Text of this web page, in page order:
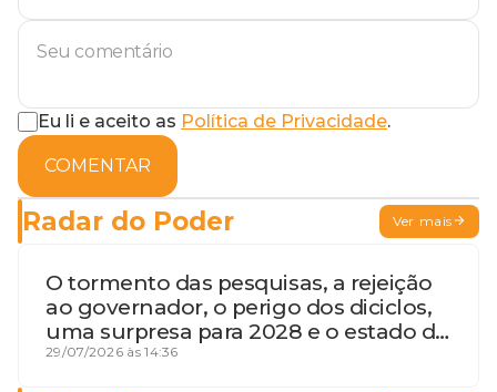
Eu li e aceito as Política de Privacidade.
COMENTAR
Radar do Poder Ver mais
O tormento das pesquisas, a rejeição
ao governador, o perigo dos diciclos,
uma surpresa para 2028 e o estado de
terceira guerra mundial
29/07/2026 às 14:36